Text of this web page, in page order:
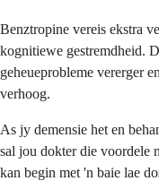
Benztropine vereis ekstra
kognitiewe gestremdheid.
geheueprobleme vererger
verhoog.
As jy demensie het en
sal jou dokter die voordele
kan begin met 'n baie lae